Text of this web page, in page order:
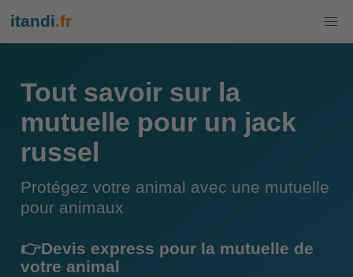
itandi.fr
Tout savoir sur la
mutuelle pour un jack
russel
Protégez votre animal avec une mutuelle
pour animaux
👉Devis express pour la mutuelle de
votre animal